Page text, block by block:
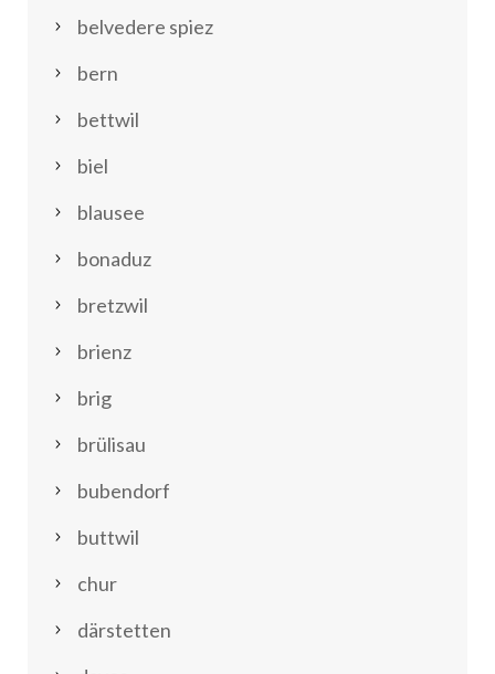
belvedere spiez
bern
bettwil
biel
blausee
bonaduz
bretzwil
brienz
brig
brülisau
bubendorf
buttwil
chur
därstetten